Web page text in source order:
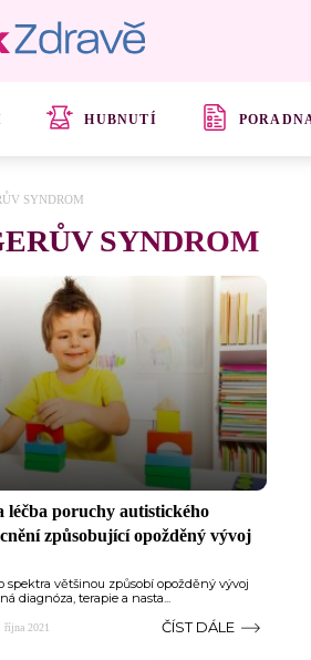
HUBNUTÍ
SYNDROM
SYNDROM
léčba poruchy autistického
způsobující opožděný vývoj
spektra většinou způsobí opožděný vývoj
diagnóza, terapie a nasta...
října 2021 ČÍST DÁLE